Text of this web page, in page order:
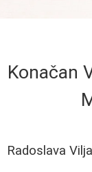
Konačan
Radoslava